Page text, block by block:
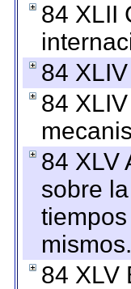
84 XLII
84
84
84 XLV
sobre
mismos.
84 XLV